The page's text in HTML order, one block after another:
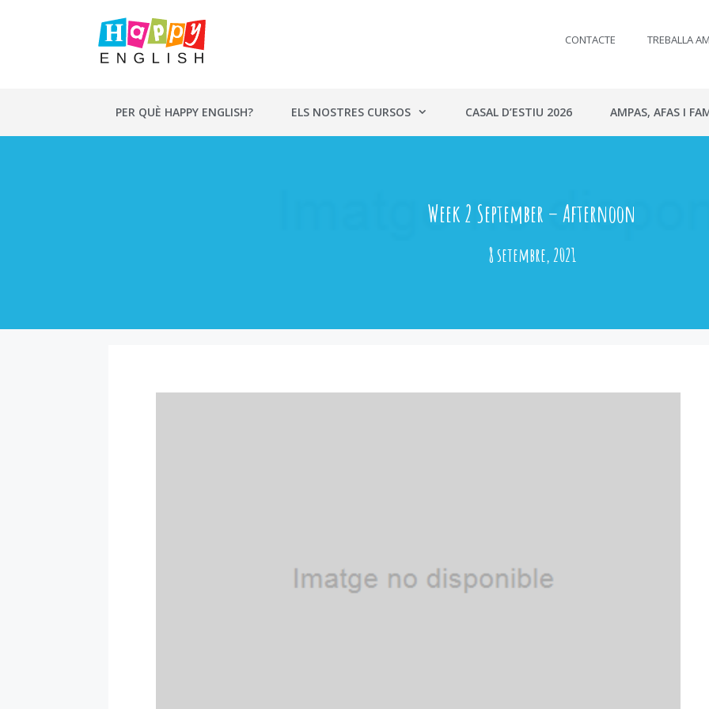
CONTACTE TREBALLA
PER QUÈ HAPPY ENGLISH? ELS NOSTRES CURSOS CASAL D’ESTIU 2026 AMPAS, AFAS I
Week 2 September – Afternoon
8 setembre, 2021